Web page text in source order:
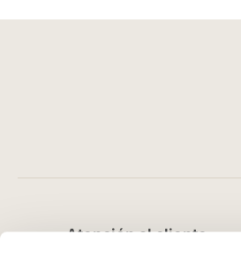
Atención al cliente